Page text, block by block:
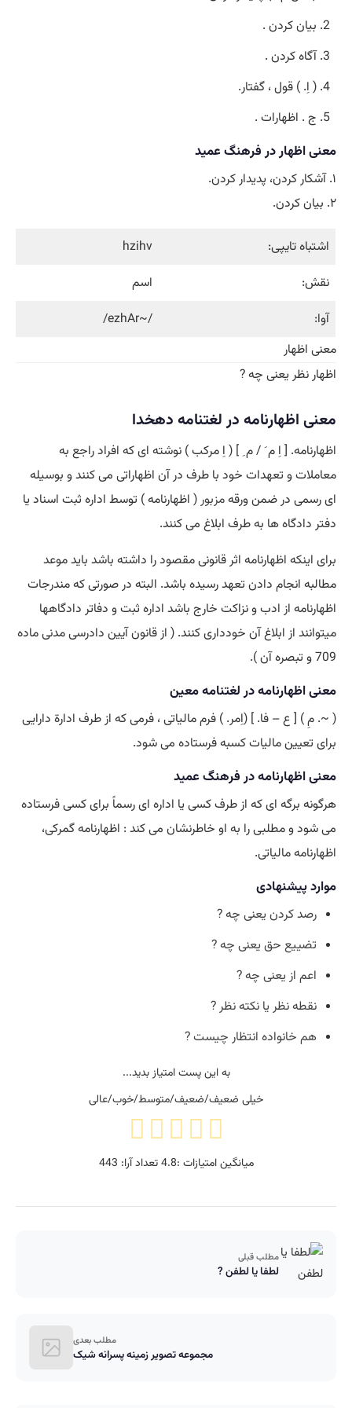
بیان کردن .
آگاه کردن .
( اِ. ) قول ، گفتار.
ج . اظهارات .
معنی اظهار در فرهنگ عمید
۱. آشکار کردن، پدیدار کردن.
۲. بیان کردن.
اشتباه تایپی:
hzihv
نقش:
اسم
آوا:
/~ezhAr/
معنی اظهار
اظهار نظر یعنی چه ?
معنی اظهارنامه در لغتنامه دهخدا
اظهارنامه. [ اِ م َ / م ِ ] ( اِ مرکب ) نوشته ای که افراد راجع به
معاملات و تعهدات خود با طرف در آن اظهاراتی می کنند و بوسیله
ای رسمی در ضمن ورقهمزبور ( اظهارنامه ) توسط اداره ثبت اسناد یا
دفتر دادگاه ها به طرف ابلاغ می کنند.
برای اینکه اظهارنامه اثر قانونی مقصود را داشته باشد باید موعد
مطالبه انجام دادن تعهد رسیده باشد. البته در صورتی که مندرجات
اظهارنامه از ادب و نزاکت خارج باشد اداره ثبت و دفاتر دادگاهها
میتوانند از ابلاغ آن خودداری کنند. ( از قانون آیین دادرسی مدنی ماده
709 و تبصره آن ).
معنی اظهارنامه در لغتنامه معین
( ~. مِ ) [ ع – فا. ] (اِمر. ) فرم مالیاتی ، فرمی که از طرف ادارة دارایی
برای تعیین مالیات کسبه فرستاده می شود.
معنی اظهارنامه در فرهنگ عمید
هرگونه برگه ای که از طرف کسی یا اداره ای رسماً برای کسی فرستاده
می شود و مطلبی را به او خاطرنشان می کند : اظهارنامه گمرکی،
اظهارنامه مالیاتی.
موارد پیشنهادی
رصد کردن یعنی چه ?
تضییع حق یعنی چه ?
اعم از یعنی چه ?
نقطه نظر یا نکته نظر ?
هم خانواده انتظار چیست ?
به این پست امتیاز بدید...
خیلی ضعیف/ضعیف/متوسط/خوب/عالی
میانگین امتیازات :4.8تعداد آرا: 443
مطلب قبلی
لطفا یا لطفن ?
مطلب بعدی
مجموعه تصویر زمینه پسرانه شیک